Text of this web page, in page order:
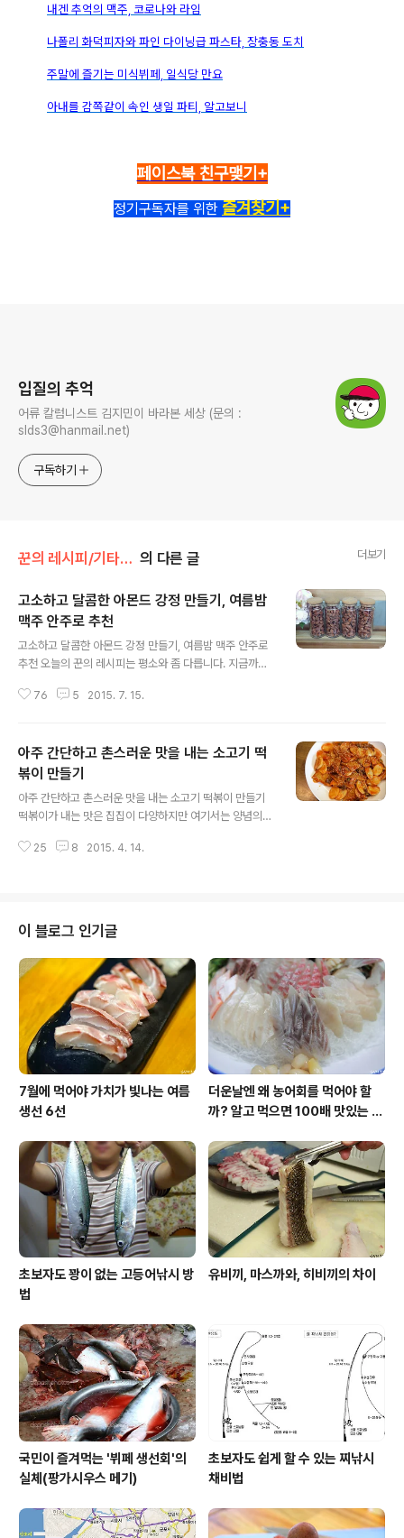
내겐 추억의 맥주, 코로나와 라임
나폴리 화덕피자와 파인 다이닝급 파스타, 장충동 도치
주말에 즐기는 미식뷔페, 일식당 만요
아내를 감쪽같이 속인 생일 파티, 알고보니
페이스북 친구맺기+
정기구독자를 위한 즐겨찾기+
입질의 추억
어류 칼럼니스트 김지민이 바라본 세상 (문의 :
slds3@hanmail.net)
구독하기
꾼의 레시피/기타 생활 요리 의 다른 글 더보기
고소하고 달콤한 아몬드 강정 만들기, 여름밤
맥주 안주로 추천
고소하고 달콤한 아몬드 강정 만들기, 여름밤 맥주 안주로
추천 오늘의 꾼의 레시피는 평소와 좀 다릅니다. 지금까지
는 음식을 위주로 올렸지만, 오늘은 열대야의 여름밤을 시
료 아몬드 500g, 설탕 10T, 물 10T, 버터 1큰술 ※ 여기
서 1T는 밥숟가락으로 계량 먼저 팬에다 약한 불로 설탕물
을 녹입니다. 여기에 들어가는 설탕은 밥숟가락으로 적당
히 깎아서 10T를 넣고 물 역시 같은 양으로 10T를 넣어줍
니다. (설탕과 물의 비율이 1:1) 설탕은 약불에 은근히 녹이
는데요. 여기서 중요한 것은 절대로 휘젓지 말아야 한다는
76 5 2015. 7. 15.
아주 간단하고 촌스러운 맛을 내는 소고기 떡
볶이 만들기
아주 간단하고 촌스러운 맛을 내는 소고기 떡볶이 만들기
떡볶이가 내는 맛은 집집이 다양하지만 여기서는 양념의
표현에 의아할 분들이 있겠지만, 말 그대로 세련되지 못한
루, 설탕, 미원의 조합이 반드시 들어갑니다. 여기서는 인공
조미료 대신 소고기로 감칠맛을 내어 맛을 재현해 보았습
니다. #. 소고기 떡볶이 만들기 재료(2인 기준) 가래떡 적
당량, 소고기 양지머리 100g, 다진 마늘 1/2T, 양파 작은
것 1/2개, 대파 조금, 당근 조금, 어묵 2장, 물 400cc. 고
25 8 2015. 4. 14.
이 블로그 인기글
7월에 먹어야 가치가 빛나는 여름
생선 6선
더운날엔 왜 농어회를 먹어야 할
까? 알고 먹으면 100배 맛있는 농
초보자도 꽝이 없는 고등어낚시 방
법
유비끼, 마스까와, 히비끼의 차이
국민이 즐겨먹는 '뷔페 생선회'의
실체(팡가시우스 메기)
초보자도 쉽게 할 수 있는 찌낚시
채비법